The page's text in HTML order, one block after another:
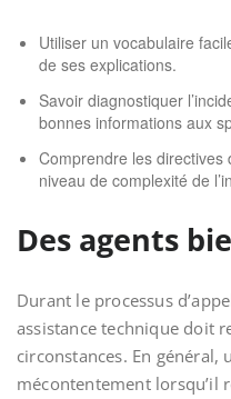
Utiliser un vocabulaire
de ses explications.
Savoir diagnostiquer
bonnes informations aux
Comprendre les directives
niveau de complexité de
Des agents
Durant le processus
assistance technique doit
circonstances. En
mécontentement lorsqu’il